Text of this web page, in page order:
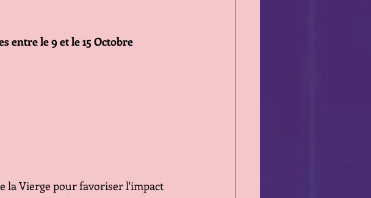
entre le 9 et le 15 Octobre
la Vierge pour favoriser l'impact